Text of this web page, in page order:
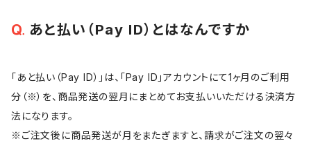
あと払い（Pay ID）とはなんですか
「あと払い（Pay ID）」は、「Pay ID」アカウントにて1ヶ月のご利用
分（※）を、商品発送の翌月にまとめてお支払いいただける決済方
法になります。
※ご注文後に商品発送が月をまたぎますと、請求がご注文の翌々